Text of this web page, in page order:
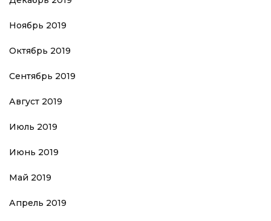
Ноябрь 2019
Октябрь 2019
Сентябрь 2019
Август 2019
Июль 2019
Июнь 2019
Май 2019
Апрель 2019